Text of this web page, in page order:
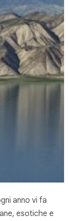
anno vi fa
esotiche e